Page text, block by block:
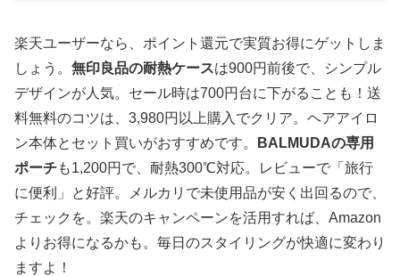
楽天ユーザーなら、ポイント還元で実質お得にゲットしま
しょう。 無印良品の耐熱ケースは900円前後で、シンプル
デザインが人気。セール時は700円台に下がることも！送
料無料のコツは、3,980円以上購入でクリア。ヘアアイロ
ン本体とセット買いがおすすめです。
BALMUDAの専用
ポーチも1,200円で、耐熱300℃対応。レビューで「旅行
に便利」と好評。メルカリで未使用品が安く出回るので、
チェックを。楽天のキャンペーンを活用すれば、Amazon
よりお得になるかも。毎日のスタイリングが快適に変わり
ますよ！